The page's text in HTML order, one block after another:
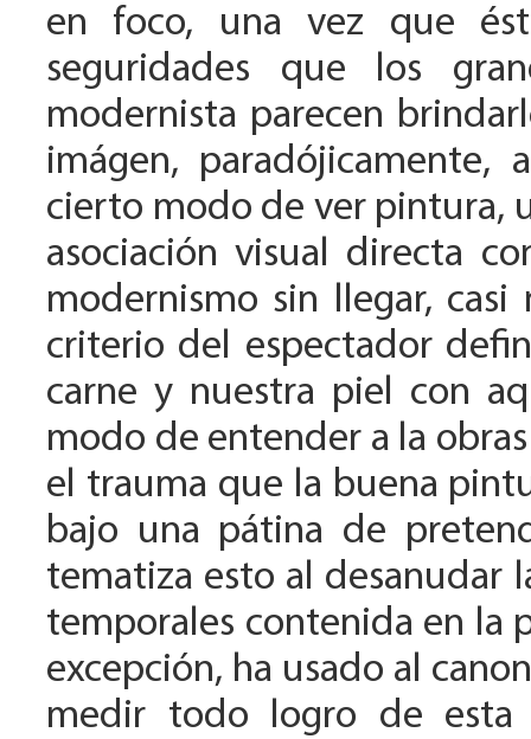
en foco, una vez que
seguridades que los
modernista parecen
imágen,
cierto modo de ver pintura,
asociación visual directa
modernismo sin llegar,
criterio del espectador
carne y nuestra piel con
modo de entender a la
el trauma que la buena
bajo una pátina de
tematiza esto al desanudar
temporales contenida en la
excepción, ha usado al
medir todo logro de esta